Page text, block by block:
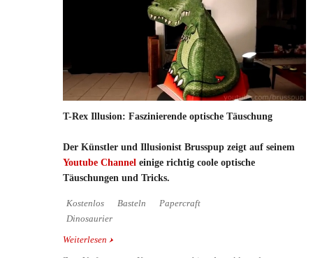
T-Rex Illusion: Faszinierende optische Täuschung
Der Künstler und Illusionist Brusspup zeigt auf seinem
Youtube Channel einige richtig coole optische
Täuschungen und Tricks.
Kostenlos Basteln
Papercraft
Dinosaurier
Weiterlesen über T-Rex Illusion: Faszinierende optische